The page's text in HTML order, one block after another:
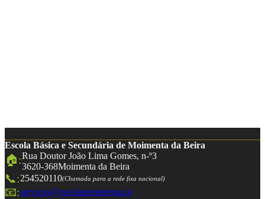
Escola Básica e Secundária de Moimenta da Beira
🏠:Rua Doutor João Lima Gomes, n-º3
3620-368Moimenta da Beira
📞:254520110(Chamada para a rede fixa nacional)
📧:servicos@escolasmoimenta.pt